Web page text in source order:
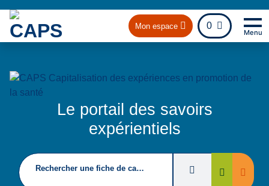
Mon espace 0
fichier
Menu
Le portail des savoirs
expérientiels
Rechercher une fiche de capitalisation Filtres deRechercher